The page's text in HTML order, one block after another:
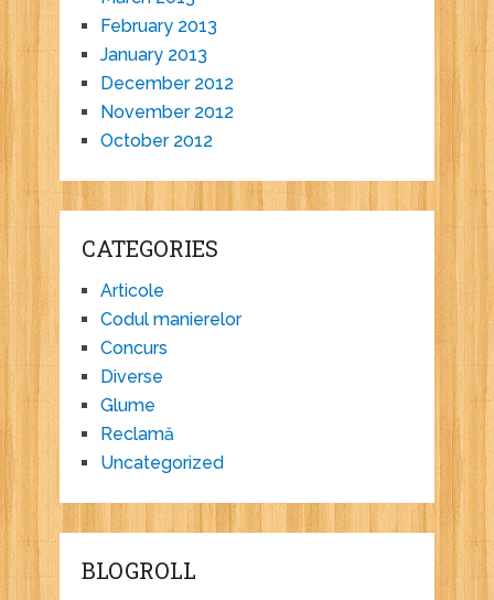
February 2013
January 2013
December 2012
November 2012
October 2012
CATEGORIES
Articole
Codul manierelor
Concurs
Diverse
Glume
Reclamă
Uncategorized
BLOGROLL